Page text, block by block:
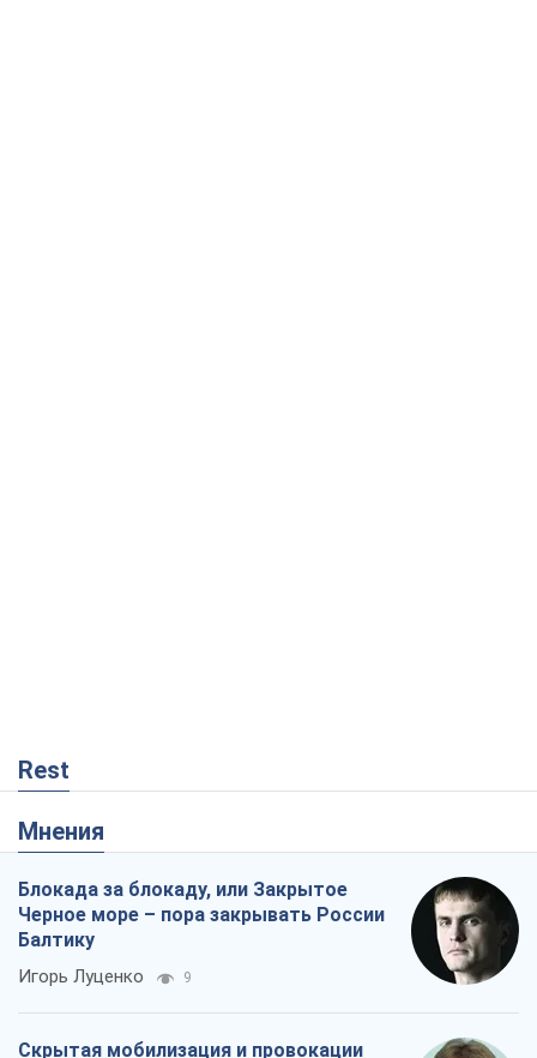
Rest
Мнения
Блокада за блокаду, или Закрытое
Черное море – пора закрывать России
Балтику
Игорь Луценко 9
Скрытая мобилизация и провокации